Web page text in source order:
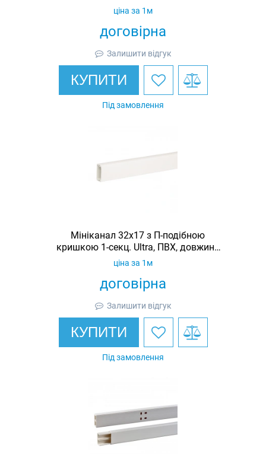
договірна
ціна за 1м
Залишити відгук
КУПИТИ
Під замовлення
Мініканал 32x17 з П-подібною
кришкою 1-секц. Ultra, ПВХ, довжина
2 м
договірна
ціна за 1м
Залишити відгук
КУПИТИ
Під замовлення